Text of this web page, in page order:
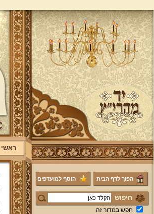
ראשי
הפוך לדף הבית הוסף למועדפים
חיפוש
חפש במדור זה